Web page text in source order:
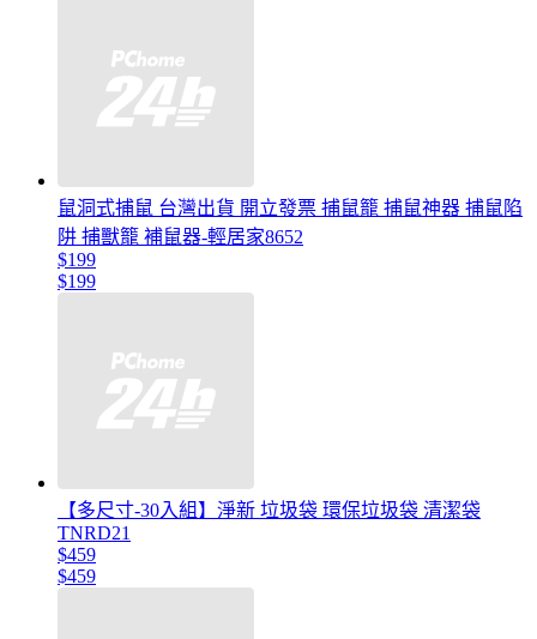
鼠洞式捕鼠 台灣出貨 開立發票 捕鼠籠 捕鼠神器 捕鼠陷
阱 捕獸籠 補鼠器-輕居家8652
$199
$199
【多尺寸-30入組】淨新 垃圾袋 環保垃圾袋 清潔袋
TNRD21
$459
$459